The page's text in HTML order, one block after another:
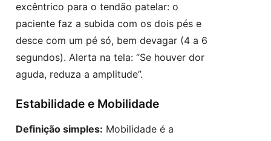
excêntrico para o tendão patelar: o
paciente faz a subida com os dois pés e
desce com um pé só, bem devagar (4 a 6
segundos). Alerta na tela: “Se houver dor
aguda, reduza a amplitude”.
Estabilidade e Mobilidade
Definição simples: Mobilidade é a